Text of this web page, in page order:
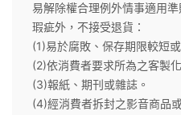
易解除權合理例外情事適用
瑕疵外，不接受退貨：
(1)易於腐敗、保存期限較短
(2)依消費者要求所為之客製
(3)報紙、期刊或雜誌。
(4)經消費者拆封之影音商品